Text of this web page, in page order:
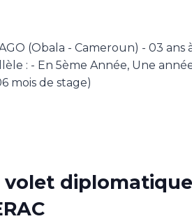
(Obala - Cameroun) - 03 ans
: - En 5ème Année, Une
mois de stage)
volet